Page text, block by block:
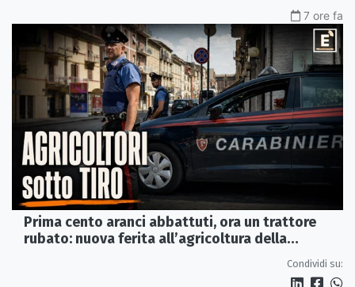
7 ore fa
Prima cento aranci abbattuti, ora un trattore
rubato: nuova ferita all’agricoltura della
Condividi su: